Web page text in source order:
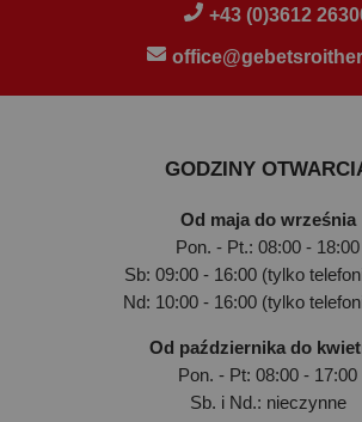
+43 (0)3612
GODZINY
Od maja do września
Pon. - Pt.: 08:00 - 18:00
Sb: 09:00 - 16:00 (tylko
Nd: 10:00 - 16:00 (tylko
Od października do
Pon. - Pt: 08:00 - 17:00
Sb. i Nd.: nieczynne